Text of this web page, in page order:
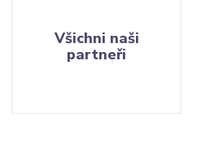
Všichni naši
partneři